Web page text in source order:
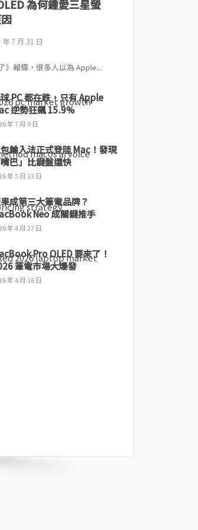
為何鍾愛三星螢
年 7 月 31 日
》報導，很多人以為 Apple...
PC 都在跌，只有 Apple
逆勢狂飆 15.9%
年 7 月 9 日
輸入法正式登陸 Mac！發現
嘴巴」比鍵盤還快
年 5 月 13 日
成第三大筆電品牌？
Neo 成關鍵推手
年 4 月 27 日
Pro OLED 要來了！
筆電市場大爆發
年 4 月 16 日